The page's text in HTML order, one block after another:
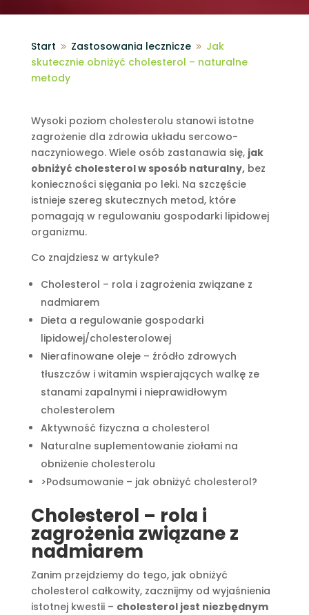
Start 9 Zastosowania lecznicze 9 Jak
skutecznie obniżyć cholesterol – naturalne
metody
Wysoki poziom cholesterolu stanowi istotne
zagrożenie dla zdrowia układu sercowo-
naczyniowego. Wiele osób zastanawia się, jak
obniżyć cholesterol w sposób naturalny,bez
konieczności sięgania po leki. Na szczęście
istnieje szereg skutecznych metod, które
pomagają w regulowaniu gospodarki lipidowej
organizmu.
Co znajdziesz w artykule?
Cholesterol – rola i zagrożenia związane z
nadmiarem
Dieta a regulowanie gospodarki
lipidowej/cholesterolowej
Nierafinowane oleje – źródło zdrowych
tłuszczów i witamin wspierających walkę ze
stanami zapalnymi i nieprawidłowym
cholesterolem
Aktywność fizyczna a cholesterol
Naturalne suplementowanie ziołami na
obniżenie cholesterolu
>Podsumowanie – jak obniżyć cholesterol?
Cholesterol – rola i
zagrożenia związane z
nadmiarem
Zanim przejdziemy do tego, jak obniżyć
cholesterol całkowity, zacznijmy od wyjaśnienia
istotnej kwestii – cholesterol jest niezbędnym